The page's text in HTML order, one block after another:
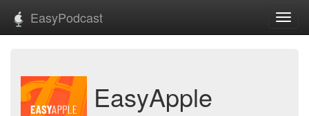
EasyPodcast
EasyApple